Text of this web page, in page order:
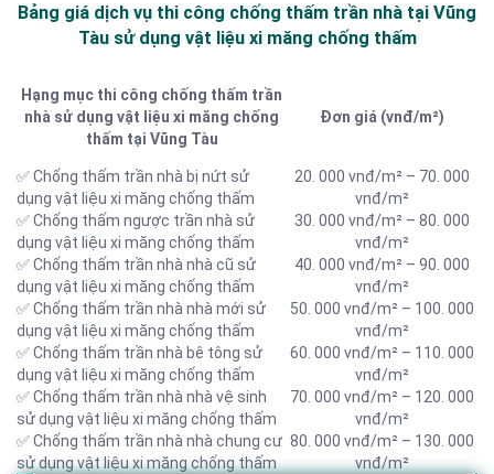
Bảng giá dịch vụ thi công chống thấm trần nhà tại Vũng
Tàu sử dụng vật liệu xi măng chống thấm
Hạng mục thi công chống thấm trần
nhà sử dụng vật liệu xi măng chống
thấm tại Vũng Tàu
Đơn giá (vnđ/m²)
✅ Chống thấm trần nhà bị nứt sử
dụng vật liệu xi măng chống thấm
20. 000 vnđ/m² – 70. 000
vnđ/m²
✅ Chống thấm ngược trần nhà sử
dụng vật liệu xi măng chống thấm
30. 000 vnđ/m² – 80. 000
vnđ/m²
✅ Chống thấm trần nhà nhà cũ sử
dụng vật liệu xi măng chống thấm
40. 000 vnđ/m² – 90. 000
vnđ/m²
✅ Chống thấm trần nhà nhà mới sử
dụng vật liệu xi măng chống thấm
50. 000 vnđ/m² – 100. 000
vnđ/m²
✅ Chống thấm trần nhà bê tông sử
dụng vật liệu xi măng chống thấm
60. 000 vnđ/m² – 110. 000
vnđ/m²
✅ Chống thấm trần nhà nhà vệ sinh
sử dụng vật liệu xi măng chống thấm
70. 000 vnđ/m² – 120. 000
vnđ/m²
✅ Chống thấm trần nhà nhà chung cư
sử dụng vật liệu xi măng chống thấm
80. 000 vnđ/m² – 130. 000
vnđ/m²